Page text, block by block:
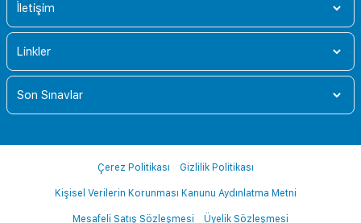
İletişim
Linkler
Son Sınavlar
Çerez Politikası Gizlilik Politikası
Kişisel Verilerin Korunması Kanunu Aydınlatma Metni
Mesafeli Satış Sözleşmesi Üyelik Sözleşmesi